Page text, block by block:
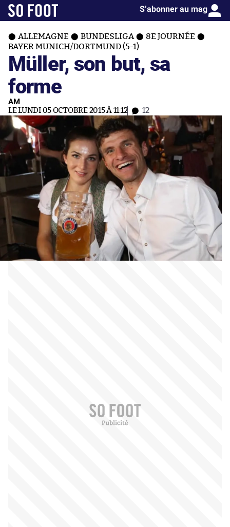
S’abonner au mag
ALLEMAGNE BUNDESLIGA
8E JOURNÉE
BAYER MUNICH/DORTMUND (5-1)
Müller, son but, sa
forme
AM
LE LUNDI 05 OCTOBRE 2015 À 11:12 12